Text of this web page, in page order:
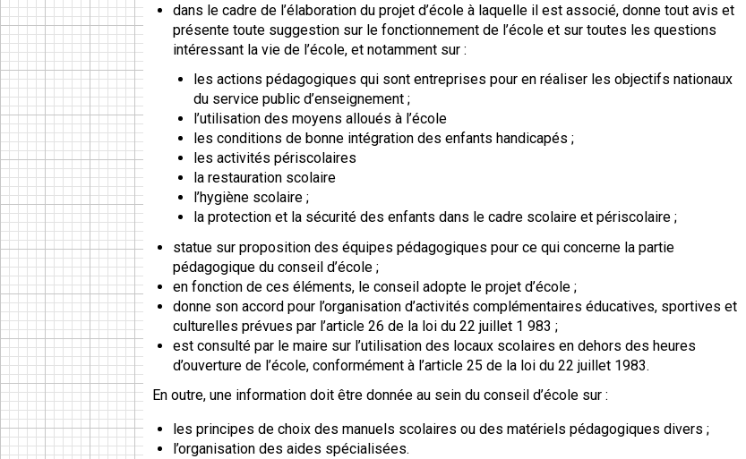
dans le cadre de l’élaboration du projet d’école à laquelle il est associé, donne tout avis et
présente toute suggestion sur le fonctionnement de l’école et sur toutes les questions
intéressant la vie de l’école, et notamment sur :
les actions pédagogiques qui sont entreprises pour en réaliser les objectifs nationaux
du service public d’enseignement ;
l’utilisation des moyens alloués à l’école
les conditions de bonne intégration des enfants handicapés ;
les activités périscolaires
la restauration scolaire
l’hygiène scolaire ;
la protection et la sécurité des enfants dans le cadre scolaire et périscolaire ;
statue sur proposition des équipes pédagogiques pour ce qui concerne la partie
pédagogique du conseil d’école ;
en fonction de ces éléments, le conseil adopte le projet d’école ;
donne son accord pour l’organisation d’activités complémentaires éducatives, sportives et
culturelles prévues par l’article 26 de la loi du 22 juillet 1 983 ;
est consulté par le maire sur l’utilisation des locaux scolaires en dehors des heures
d’ouverture de l’école, conformément à l’article 25 de la loi du 22 juillet 1983.
En outre, une information doit être donnée au sein du conseil d’école sur :
les principes de choix des manuels scolaires ou des matériels pédagogiques divers ;
l’organisation des aides spécialisées.